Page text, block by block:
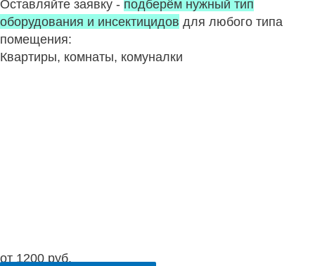
Оставляйте заявку - подберём нужный тип
оборудования и инсектицидов для любого типа
помещения:
Квартиры, комнаты, комуналки
от 1200 руб.